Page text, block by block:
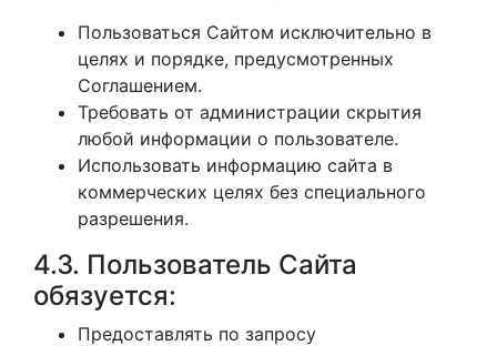
Пользоваться Сайтом исключительно в
целях и порядке, предусмотренных
Соглашением.
Требовать от администрации скрытия
любой информации о пользователе.
Использовать информацию сайта в
коммерческих целях без специального
разрешения.
4.3. Пользователь Сайта
обязуется:
Предоставлять по запросу